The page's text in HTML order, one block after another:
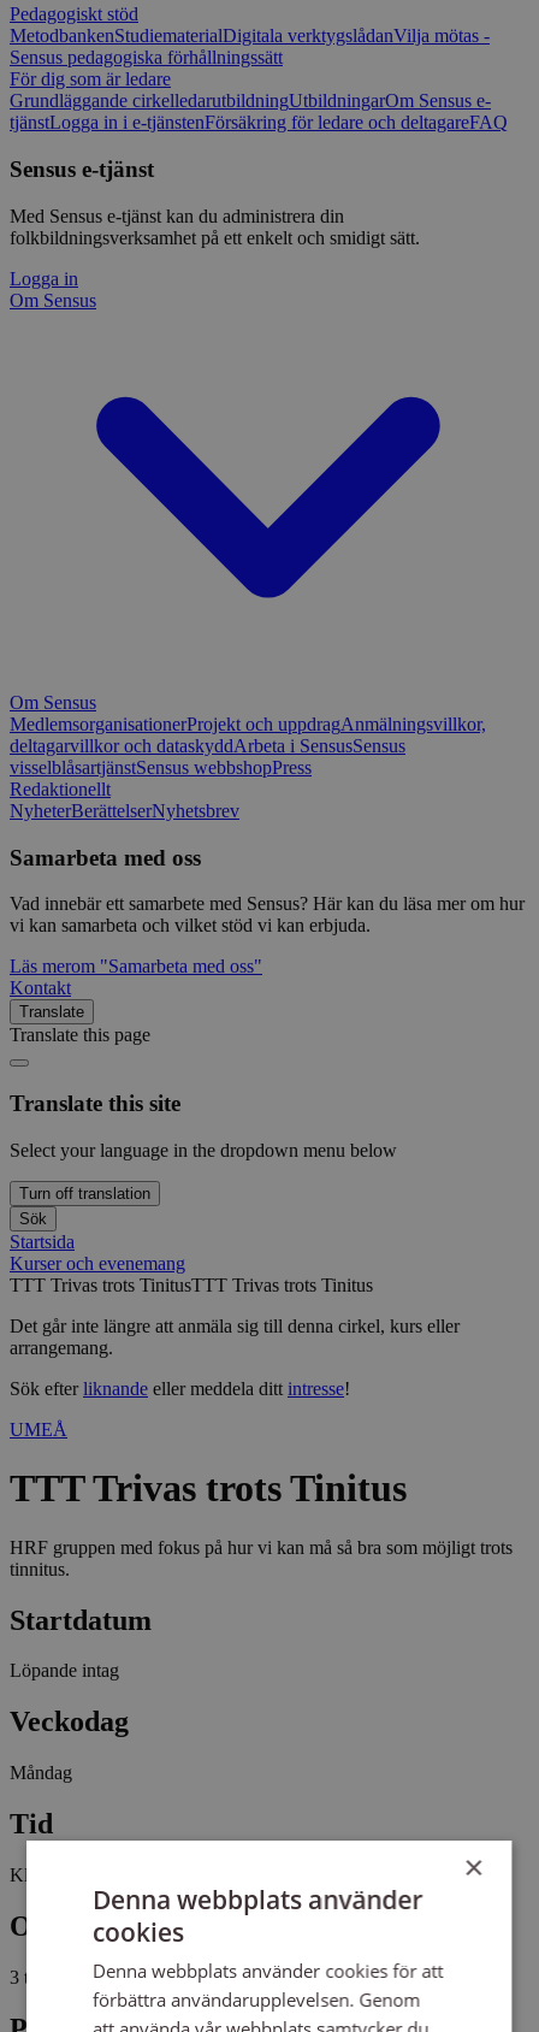
Pedagogiskt stöd
MetodbankenStudiematerialDigitala verktygslådanVilja mötas -
Sensus pedagogiska förhållningssätt
För dig som är ledare
Grundläggande cirkelledarutbildningUtbildningarOm Sensus e-
tjänstLogga in i e-tjänstenFörsäkring för ledare och deltagareFAQ
Sensus e-tjänst
Med Sensus e-tjänst kan du administrera din
folkbildningsverksamhet på ett enkelt och smidigt sätt.
Logga in
Om Sensus
Om Sensus
MedlemsorganisationerProjekt och uppdragAnmälningsvillkor,
deltagarvillkor och dataskyddArbeta i SensusSensus
visselblåsartjänstSensus webbshopPress
Redaktionellt
NyheterBerättelserNyhetsbrev
Samarbeta med oss
Vad innebär ett samarbete med Sensus? Här kan du läsa mer om hur
vi kan samarbeta och vilket stöd vi kan erbjuda.
Läs merom "Samarbeta med oss"
Kontakt
Translate
Translate this page
Translate this site
Select your language in the dropdown menu below
Turn off translation
Sök
Startsida
Kurser och evenemang
TTT Trivas trots TinitusTTT Trivas trots Tinitus
Det går inte längre att anmäla sig till denna cirkel, kurs eller
arrangemang.
Sök efterliknande eller meddela ditt intresse!
UMEÅ
TTT Trivas trots Tinitus
HRF gruppen med fokus på hur vi kan må så bra som möjligt trots
tinnitus.
Startdatum
Löpande intag
Veckodag
Måndag
Tid
Kl 13:00 - 15:15
Omfattning
3 tillfällen, 9 studietimmar
×
Denna webbplats använder
cookies
Denna webbplats använder cookies för att
förbättra användarupplevelsen. Genom